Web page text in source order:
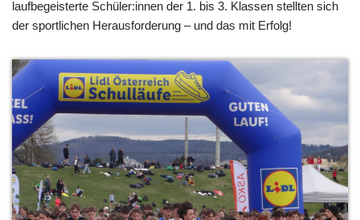
laufbegeisterte Schüler:innen der 1. bis 3. Klassen stellten sich
der sportlichen Herausforderung – und das mit Erfolg!